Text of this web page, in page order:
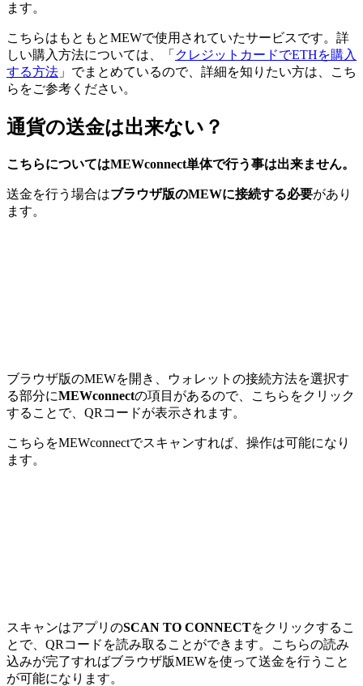
ます。
こちらはもともとMEWで使用されていたサービスです。詳
しい購入方法については、「 クレジットカードでETHを購入
する方法 」でまとめているので、詳細を知りたい方は、こち
らをご参考ください。
通貨の送金は出来ない？
こちらについてはMEWconnect単体で行う事は出来ません。
送金を行う場合はブラウザ版のMEWに接続する必要があり
ます。
ブラウザ版のMEWを開き、ウォレットの接続方法を選択す
る部分にMEWconnectの項目があるので、こちらをクリック
することで、QRコードが表示されます。
こちらをMEWconnectでスキャンすれば、操作は可能になり
ます。
スキャンはアプリのSCAN TO CONNECTをクリックするこ
とで、QRコードを読み取ることができます。こちらの読み
込みが完了すればブラウザ版MEWを使って送金を行うこと
が可能になります。